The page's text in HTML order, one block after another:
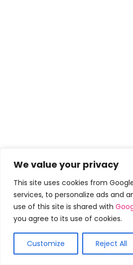
We value your privacy
This site uses cookies from
services, to personalize ads and
use of this site is shared with
you agree to its use of cookies.
Customize Reject All